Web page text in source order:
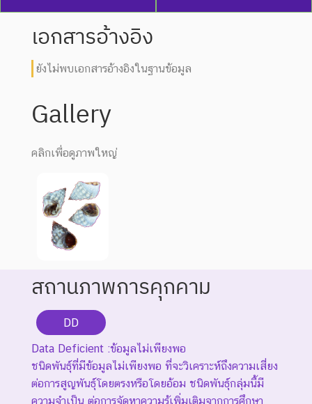
เอกสารอ้างอิง
ยังไม่พบเอกสารอ้างอิงในฐานข้อมูล
Gallery
คลิกเพื่อดูภาพใหญ่
สถานภาพการคุกคาม
DD
Data Deficient :ข้อมูลไม่เพียงพอ
ชนิดพันธุ์ที่มีข้อมูลไม่เพียงพอ ที่จะวิเคราะห์ถึงความเสี่ยง
ต่อการสูญพันธุ์โดยตรงหรือโดยอ้อม ชนิดพันธุ์กลุ่มนี้มี
ความจำเป็น ต่อการจัดหาความรู้เพิ่มเติมจากการศึกษา